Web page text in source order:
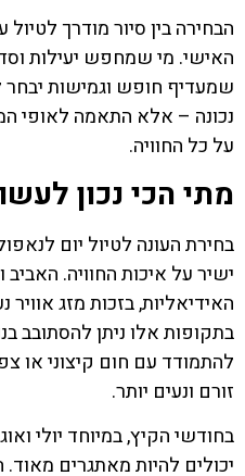
הבחירה בין סיור מודרך
האישי. מי שמחפש יעילות
שמעדיף חופש וגמישות
נכונה – אלא התאמה לאופי
על כל החוויה.
מתי הכי נכון
ישיר על איכות החוויה.
האידיאליות, בזכות מזג אוויר
בתקופות אלו ניתן להסתובב
להתמודד עם חום קיצוני או
זורם ונעים יותר.
בחודשי הקיץ, במיוחד יולי
יכולים להיות מאתגרים